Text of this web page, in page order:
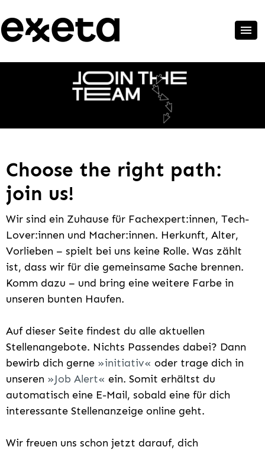
Choose the right path:
join us!
Wir sind ein Zuhause für Fachexpert:innen, Tech-
Lover:innen und Macher:innen. Herkunft, Alter,
Vorlieben – spielt bei uns keine Rolle. Was zählt
ist, dass wir für die gemeinsame Sache brennen.
Komm dazu – und bring eine weitere Farbe in
unseren bunten Haufen.
Auf dieser Seite findest du alle aktuellen
Stellenangebote. Nichts Passendes dabei? Dann
bewirb dich gerne
initiativ
oder trage dich in
unseren
Job Alert
ein. Somit erhältst du
automatisch eine E-Mail, sobald eine für dich
interessante Stellenanzeige online geht.
Wir freuen uns schon jetzt darauf, dich